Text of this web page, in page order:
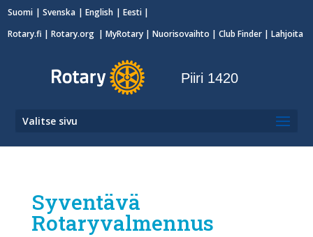
Suomi Svenska English
Eesti
Rotary.fi |Rotary.org |MyRotary |Nuorisovaihto | Club Finder | Lahjoita
Piiri 1420
Valitse sivu
Syventävä
Rotaryvalmennus